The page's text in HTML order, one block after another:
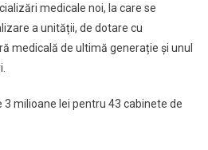
medicale noi, la care se
a unității, de dotare cu
medicală de ultimă generație și unul
3 milioane lei pentru 43 cabinete de